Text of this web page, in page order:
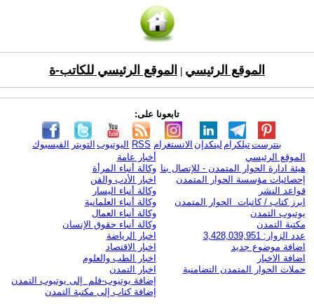
الموقع الرئيسي الموقع الرئيسي للكاتب-ة
تابعونا على:
الفيسبوك التويتر اليوتيوب RSS الانستغرام لينكدإن تيلكرامبنترست
الموقع الرئيسي
هيئة ادارة الحوار المتمدن - للإتصال بنا
إحصائيات مؤسسة الحوار المتمدن
قواعد النشر
ابرز كتاب / كاتبات الحوار المتمدن
يوتيوب التمدن
مكتبة التمدن
عدد الزوار: 3,428,039,951
اضافة موضوع جديد
اضافة الاخبار
حملات الحوار المتمدن التضامنية
أخبار عامة
وكالة أنباء المرأة
اخبار الأدب والفن
وكالة أنباء اليسار
وكالة أنباء العلمانية
وكالة أنباء العمال
وكالة أنباء حقوق الإنسان
اخبار الرياضة
اخبار الاقتصاد
اخبار الطب والعلوم
اخبار التمدن
إضافة يوتيوب-فلم إلى يوتيوب التمدن
إضافة كتاب إلى مكتبة التمدن